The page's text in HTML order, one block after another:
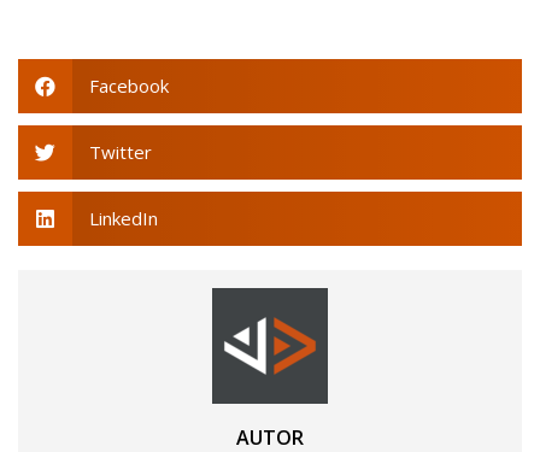
Facebook
Twitter
LinkedIn
AUTOR